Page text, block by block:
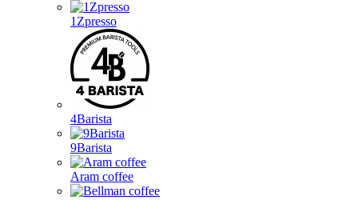
1Zpresso
4Barista
9Barista
Aram coffee